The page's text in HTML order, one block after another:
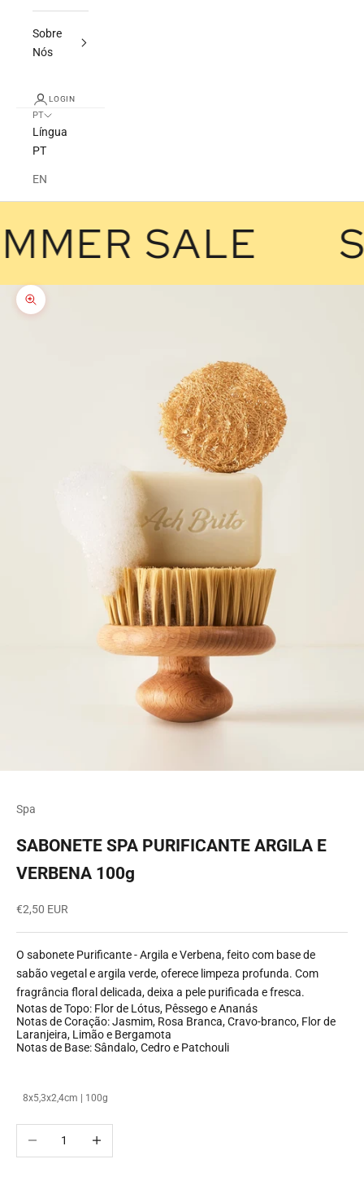
Sobre
Nós
LOGIN
PT
Língua
PT
EN
SALE
Zoom na imagem
Spa
SABONETE SPA PURIFICANTE ARGILA E
VERBENA 100g
Preço promocional
€2,50 EUR
O sabonete Purificante - Argila e Verbena, feito com base de
sabão vegetal e argila verde, oferece limpeza profunda. Com
fragrância floral delicada, deixa a pele purificada e fresca.
Notas de Topo: Flor de Lótus, Pêssego e Ananás
Notas de Coração: Jasmim, Rosa Branca, Cravo‑branco, Flor de
Laranjeira, Limão e Bergamota
Notas de Base: Sândalo, Cedro e Patchouli
8x5,3x2,4cm | 100g
Diminuir quantidadeAumentar quantidade